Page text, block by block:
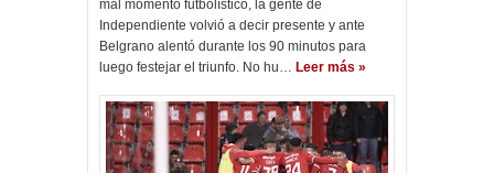
mal momento futbolístico, la gente de
Independiente volvió a decir presente y ante
Belgrano alentó durante los 90 minutos para
luego festejar el triunfo. No hu… Leer más »